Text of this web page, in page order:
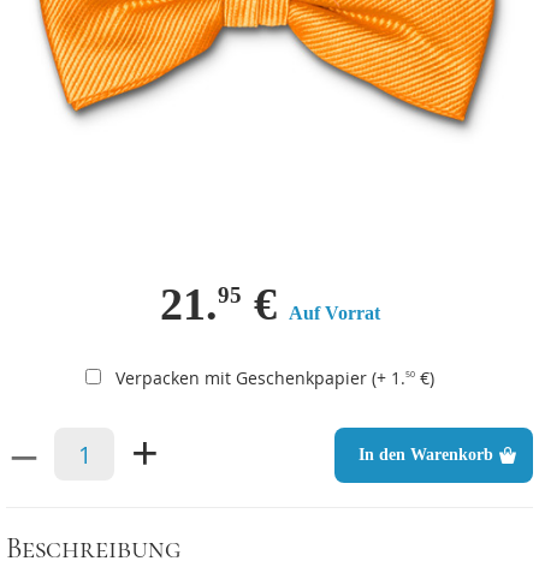
21.95 € Auf Vorrat
Verpacken mit Geschenkpapier (+ 1.50 €)
– + In den Warenkorb
Beschreibung